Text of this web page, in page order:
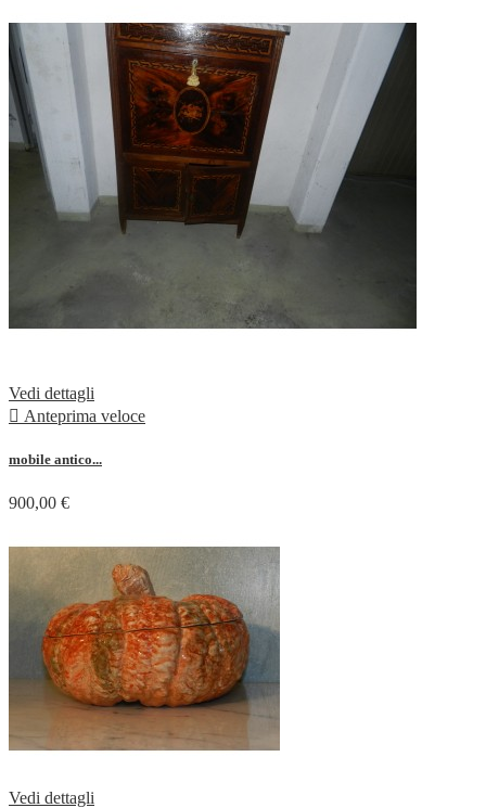
Vedi dettagli
 Anteprima veloce
mobile antico...
900,00 €
Vedi dettagli